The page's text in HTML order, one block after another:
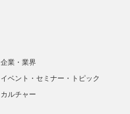
企業・業界
イベント・セミナー・トピック
カルチャー